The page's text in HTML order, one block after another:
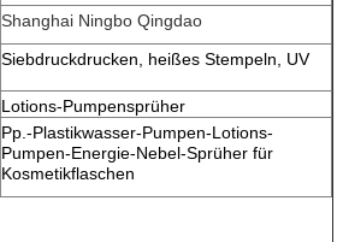
Shanghai Ningbo Qingdao
Siebdruckdrucken, heißes Stempeln, UV
Lotions-Pumpensprüher
Pp.-Plastikwasser-Pumpen-Lotions-
Pumpen-Energie-Nebel-Sprüher für
Kosmetikflaschen